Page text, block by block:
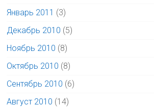
Январь 2011 (3)
Декабрь 2010 (5)
Ноябрь 2010 (8)
Октябрь 2010 (8)
Сентябрь 2010 (6)
Август 2010 (14)